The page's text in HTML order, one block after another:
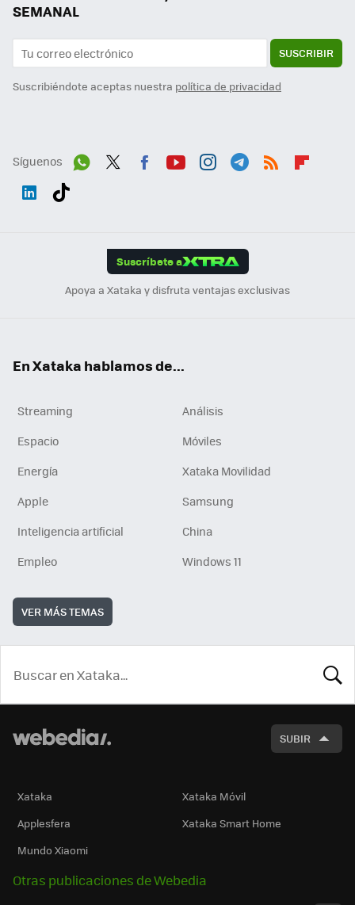
SEMANAL
SUSCRIBIR
Suscribiéndote aceptas nuestra política de privacidad
Síguenos
Suscríbete a
Apoya a Xataka y disfruta ventajas exclusivas
En Xataka hablamos de...
Streaming
Análisis
Espacio
Móviles
Energía
Xataka Movilidad
Apple
Samsung
Inteligencia artificial
China
Empleo
Windows 11
VER MÁS TEMAS
SUBIR
Xataka
Xataka Móvil
Applesfera
Xataka Smart Home
Mundo Xiaomi
Otras publicaciones de Webedia